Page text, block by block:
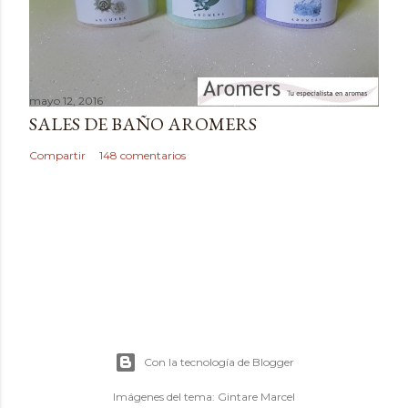
mayo 12, 2016
SALES DE BAÑO AROMERS
Compartir 148 comentarios
Con la tecnología de Blogger
Imágenes del tema: Gintare Marcel